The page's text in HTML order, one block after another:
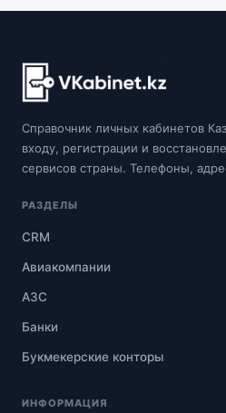
Справочник личных кабинетов
входу, регистрации и
сервисов страны. Телефоны,
РАЗДЕЛЫ
CRM
Авиакомпании
АЗС
Банки
Букмекерские конторы
ИНФОРМАЦИЯ